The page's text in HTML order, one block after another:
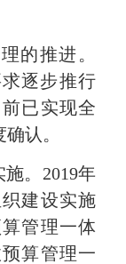
的推进。
逐步推行
已实现全
认。
。2019年
建设实施
管理一体
算管理一